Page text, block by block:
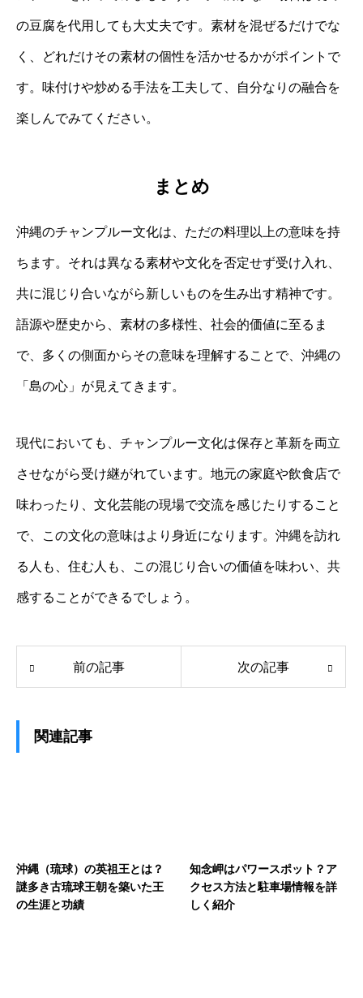
の豆腐を代用しても大丈夫です。素材を混ぜるだけでな
く、どれだけその素材の個性を活かせるかがポイントで
す。味付けや炒める手法を工夫して、自分なりの融合を
楽しんでみてください。
まとめ
沖縄のチャンプルー文化は、ただの料理以上の意味を持
ちます。それは異なる素材や文化を否定せず受け入れ、
共に混じり合いながら新しいものを生み出す精神です。
語源や歴史から、素材の多様性、社会的価値に至るま
で、多くの側面からその意味を理解することで、沖縄の
「島の心」が見えてきます。
現代においても、チャンプルー文化は保存と革新を両立
させながら受け継がれています。地元の家庭や飲食店で
味わったり、文化芸能の現場で交流を感じたりすること
で、この文化の意味はより身近になります。沖縄を訪れ
る人も、住む人も、この混じり合いの価値を味わい、共
感することができるでしょう。
前の記事 次の記事
関連記事
沖縄（琉球）の英祖王とは？
謎多き古琉球王朝を築いた王
の生涯と功績
知念岬はパワースポット？ア
クセス方法と駐車場情報を詳
しく紹介